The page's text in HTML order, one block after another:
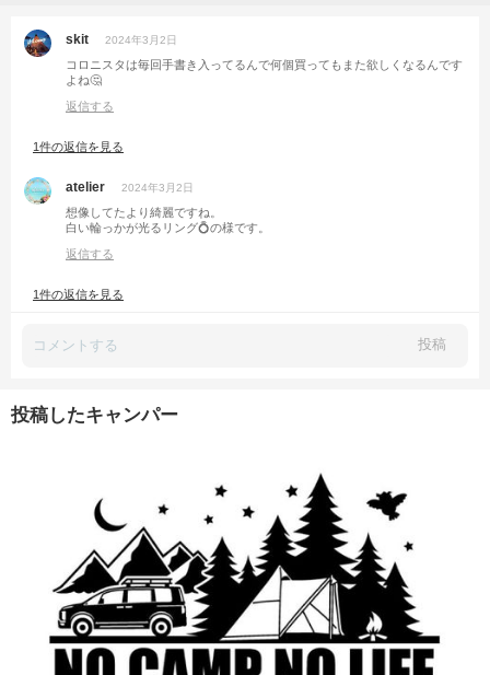
skit 2024年3月2日
コロニスタは毎回手書き入ってるんで何個買ってもまた欲しくなるんです
よね🤔
返信する
1件の返信を見る
atelier 2024年3月2日
想像してたより綺麗ですね。
白い輪っかが光るリング💍の様です。
返信する
1件の返信を見る
投稿
投稿したキャンパー